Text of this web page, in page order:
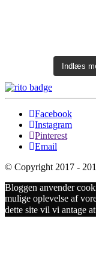
Indlæs
Facebook
Instagram
Pinterest
Email
© Copyright 2017 -
Bloggen anvender
mulige oplevelse af
dette site vil vi antage